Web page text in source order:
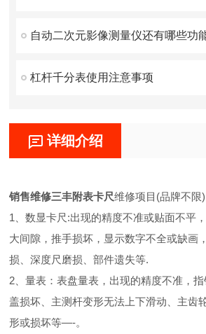
自动二次元影像测量仪还有哪些功
杠杆千分表使用注意事项
详细介绍
销售维修三丰附表卡尺维修项目(品牌不限
1、数显卡尺:出现的精度不准或贴面不平
大间隙，推手损坏，显示数字不全或缺画
损、深度尺磨损、部件遗失等.
2、量表：表盘量表，出现的精度不准，
盖损坏、主测杆变形无法上下滑动、主齿
形或损坏等—-。